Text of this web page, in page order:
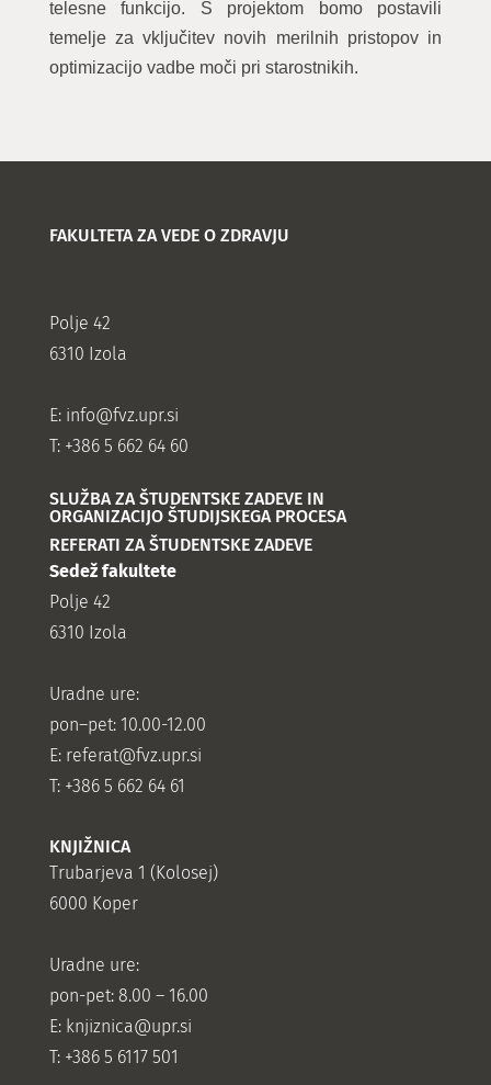
telesne funkcijo. S projektom bomo postavili
temelje za vključitev novih merilnih pristopov in
optimizacijo vadbe moči pri starostnikih.
FAKULTETA ZA VEDE O ZDRAVJU
Polje 42
6310 Izola
E: info@fvz.upr.si
T: +386 5 662 64 60
SLUŽBA ZA ŠTUDENTSKE ZADEVE IN
ORGANIZACIJO ŠTUDIJSKEGA PROCESA
REFERATI ZA ŠTUDENTSKE ZADEVE
Sedež fakultete
Polje 42
6310 Izola
Uradne ure:
pon–pet: 10.00-12.00
E: referat@fvz.upr.si
T: +386 5 662 64 61
KNJIŽNICA
Trubarjeva 1 (Kolosej)
6000 Koper
Uradne ure:
pon-pet: 8.00 – 16.00
E: knjiznica@upr.si
T: +386 5 6117 501